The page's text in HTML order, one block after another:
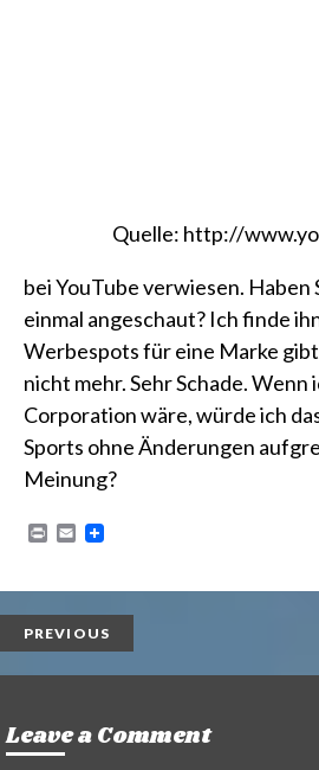
Quelle: http://
bei YouTube verwiesen. Haben
einmal angeschaut? Ich finde
Werbespots für eine Marke
nicht mehr. Sehr Schade. Wenn
Corporation wäre, würde ich
Sports ohne Änderungen
Meinung?
P
n
E
i
PREVIOUS
Leave a Comment